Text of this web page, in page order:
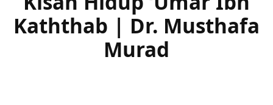
Kaththab | Dr. Musthafa
Murad